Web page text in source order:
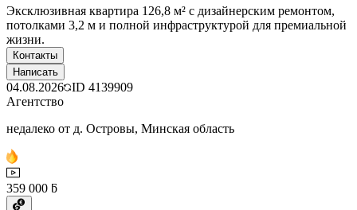
Эксклюзивная квартира 126,8 м² с дизайнерским ремонтом,
потолками 3,2 м и полной инфраструктурой для премиальной
жизни.
Контакты
Написать
04.08.2026 ID 4139909
Агентство
недалеко от д. Островы, Минская область
359 000 ƃ